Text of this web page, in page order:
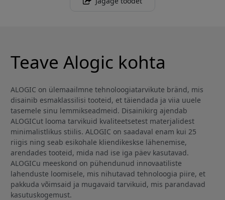
Teave Alogic kohta
ALOGIC on ülemaailmne tehnoloogiatarvikute bränd, mis
disainib esmaklassilisi tooteid, et täiendada ja viia uuele
tasemele sinu lemmikseadmeid. Disainikirg ajendab
ALOGICut looma tarvikuid kvaliteetsetest materjalidest
minimalistlikus stiilis. ALOGIC on saadaval enam kui 25
riigis ning seab esikohale kliendikeskse lähenemise,
arendades tooteid, mida nad ise iga päev kasutavad.
ALOGICu meeskond on pühendunud innovaatiliste
lahenduste loomisele, mis nihutavad tehnoloogia piire, et
pakkuda võimsaid ja mugavaid tarvikuid, mis parandavad
kasutuskogemust.